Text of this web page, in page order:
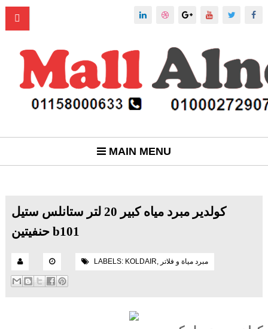
MAIN MENU
كولدير مبرد مياه كبير 20 لتر ستانلس ستيل
حنفيتين b101
LABELS: KOLDAIR, مبرد مياة و فلاتر